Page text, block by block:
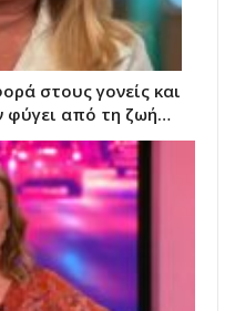
στους γονείς και
φύγει από τη ζωή…